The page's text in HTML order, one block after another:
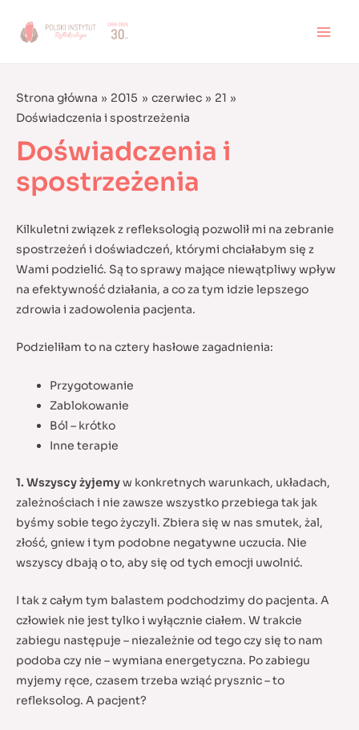
Strona główna 2015 czerwiec
21
Doświadczenia i spostrzeżenia
Doświadczenia i
spostrzeżenia
Kilkuletni związek z refleksologią pozwolił mi na zebranie
spostrzeżeń i doświadczeń, którymi chciałabym się z
Wami podzielić. Są to sprawy mające niewątpliwy wpływ
na efektywność działania, a co za tym idzie lepszego
zdrowia i zadowolenia pacjenta.
Podzieliłam to na cztery hasłowe zagadnienia:
Przygotowanie
Zablokowanie
Ból – krótko
Inne terapie
1. Wszyscy żyjemyw konkretnych warunkach, układach,
zależnościach i nie zawsze wszystko przebiega tak jak
byśmy sobie tego życzyli. Zbiera się w nas smutek, żal,
złość, gniew i tym podobne negatywne uczucia. Nie
wszyscy dbają o to, aby się od tych emocji uwolnić.
I tak z całym tym balastem podchodzimy do pacjenta. A
człowiek nie jest tylko i wyłącznie ciałem. W trakcie
zabiegu następuje – niezależnie od tego czy się to nam
podoba czy nie – wymiana energetyczna. Po zabiegu
myjemy ręce, czasem trzeba wziąć prysznic – to
refleksolog. A pacjent?